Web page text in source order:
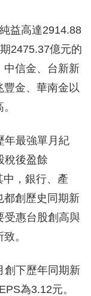
益高達2914.88
2475.37億元的
中信金、台新新
金、華南金以
年最強單月紀
稅後盈餘
中，銀行、產
都創歷史同期新
受惠台股創高與
。
創下歷年同期新
為3.12元。